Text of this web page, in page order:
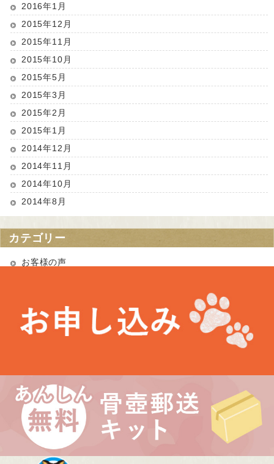
2016年1月
2015年12月
2015年11月
2015年10月
2015年5月
2015年3月
2015年2月
2015年1月
2014年12月
2014年11月
2014年10月
2014年8月
カテゴリー
お客様の声
最近の投稿
埼玉県 Kさま（あかりちゃん・きなりちゃん）
千葉県 Uさま（エルフちゃん・ソルシエールちゃん）
愛知県 Kさま（Litoちゃん）
東京都 Aさま（ミンスちゃん）